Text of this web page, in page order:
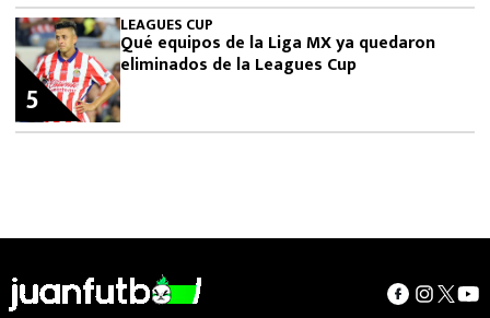
LEAGUES CUP
Qué equipos de la Liga MX ya quedaron
eliminados de la Leagues Cup
5